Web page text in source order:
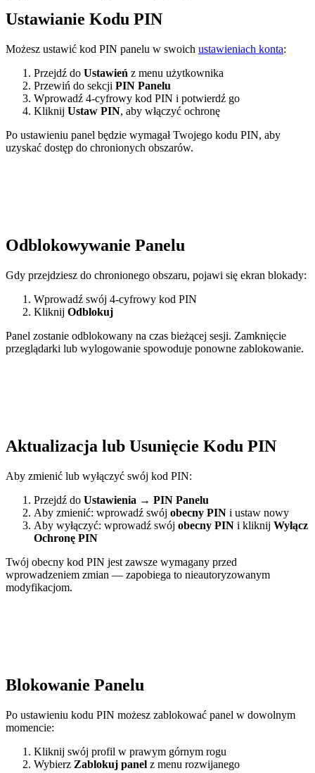
Ustawianie Kodu PIN
Możesz ustawić kod PIN panelu w swoich ustawieniach konta:
Przejdź do Ustawień z menu użytkownika
Przewiń do sekcji PIN Panelu
Wprowadź 4-cyfrowy kod PIN i potwierdź go
Kliknij Ustaw PIN, aby włączyć ochronę
Po ustawieniu panel będzie wymagał Twojego kodu PIN, aby
uzyskać dostęp do chronionych obszarów.
Odblokowywanie Panelu
Gdy przejdziesz do chronionego obszaru, pojawi się ekran blokady:
Wprowadź swój 4-cyfrowy kod PIN
Kliknij Odblokuj
Panel zostanie odblokowany na czas bieżącej sesji. Zamknięcie
przeglądarki lub wylogowanie spowoduje ponowne zablokowanie.
Aktualizacja lub Usunięcie Kodu PIN
Aby zmienić lub wyłączyć swój kod PIN:
Przejdź do Ustawienia → PIN Panelu
Aby zmienić: wprowadź swój obecny PIN i ustaw nowy
Aby wyłączyć: wprowadź swój obecny PIN i kliknij Wyłącz
Ochronę PIN
Twój obecny kod PIN jest zawsze wymagany przed
wprowadzeniem zmian — zapobiega to nieautoryzowanym
modyfikacjom.
Blokowanie Panelu
Po ustawieniu kodu PIN możesz zablokować panel w dowolnym
momencie:
Kliknij swój profil w prawym górnym rogu
Wybierz Zablokuj panel z menu rozwijanego